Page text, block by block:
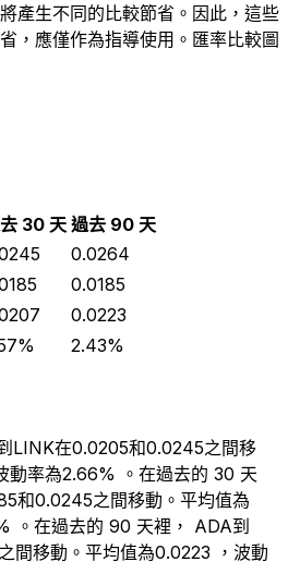
產生不同的比較節省。因此，這些
，應僅作為指導使用。匯率比較圖
30 天 過去 90 天
0.0264
0.0185
0.0223
2.43%
LINK在0.0205和0.0245之間移
動率為2.66% 。在過去的 30 天
和0.0245之間移動。平均值為
。在過去的 90 天裡， ADA到
間移動。平均值為0.0223 ，波動